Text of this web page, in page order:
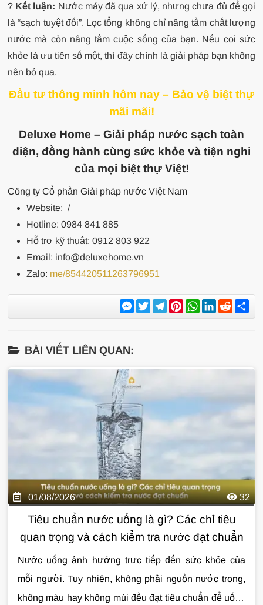
? Kết luận: Nước máy đã qua xử lý, nhưng chưa đủ để gọi
là “sạch tuyệt đối”. Lọc tổng không chỉ nâng tầm chất lượng
nước mà còn nâng tầm cuộc sống của bạn. Nếu coi sức
khỏe là ưu tiên số một, thì đây chính là giải pháp bạn không
nên bỏ qua.
Đầu tư thông minh hôm nay – Bảo vệ biệt thự
mãi mãi!
Deluxe Home – Giải pháp nước sạch toàn
diện, đồng hành cùng sức khỏe và tiện nghi
của mọi biệt thự Việt!
Công ty Cổ phần Giải pháp nước Việt Nam
Website: /
Hotline: 0984 841 885
Hỗ trợ kỹ thuật: 0912 803 922
Email: info@deluxehome.vn
Zalo: me/854420511263796951
Messenger
TwitterTelegram
PinterestWhatsApp
LinkedIn
Reddit
BÀI VIẾT LIÊN QUAN:
01/08/2026 32
Tiêu chuẩn nước uống là gì? Các chỉ tiêu
quan trọng và cách kiểm tra nước đạt chuẩn
Nước uống ảnh hưởng trực tiếp đến sức khỏe của
mỗi người. Tuy nhiên, không phải nguồn nước trong,
không màu hay không mùi đều đạt tiêu chuẩn để uống